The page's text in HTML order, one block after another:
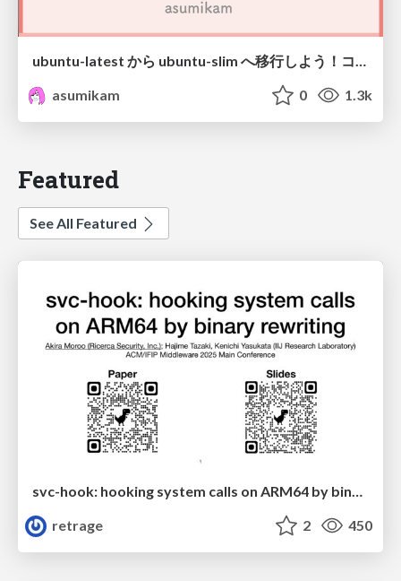
ubuntu-latest から ubuntu-slim へ移行しよう！コスト削減うれしい～！
asumikam
0 1.3k
Featured
See All Featured
retrage
2 450